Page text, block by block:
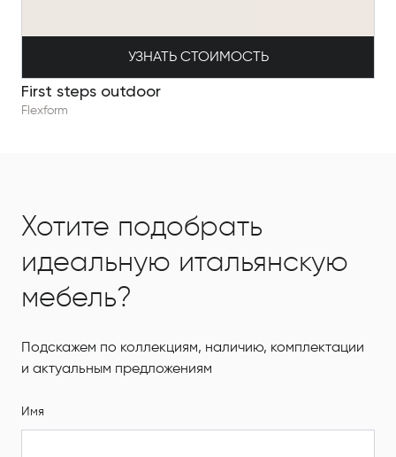
УЗНАТЬ СТОИМОСТЬ
First steps outdoor
Flexform
Хотите подобрать
идеальную итальянскую
мебель?
Подскажем по коллекциям, наличию, комплектации
и актуальным предложениям
Имя